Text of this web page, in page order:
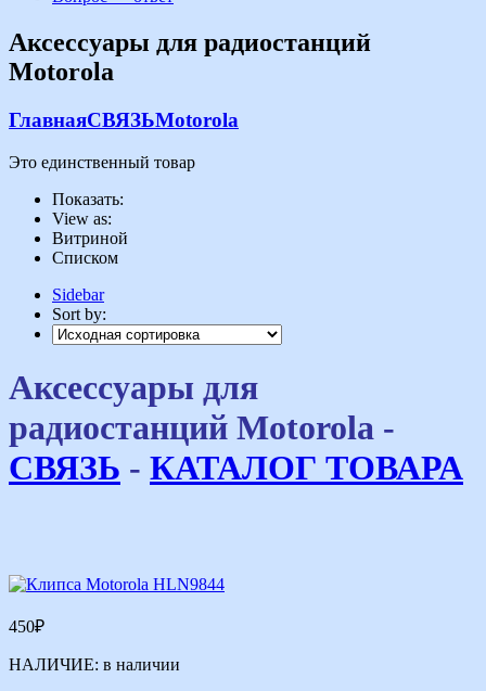
Аксессуары для радиостанций
Motorola
ГлавнаяСВЯЗЬMotorola
Это единственный товар
Показать:
View as:
Витриной
Списком
Sidebar
Sort by:
Аксессуары для
радиостанций Motorola -
СВЯЗЬ - КАТАЛОГ ТОВАРА
450₽
НАЛИЧИЕ: в наличии